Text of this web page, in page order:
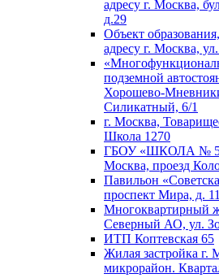
адресу г. Москва,
д.29
Объект
адресу г. Москва,
подземной
Хорошево-
Силикатный, 6/1
г. Москва,
Школа 1270
ГБОУ «ШКОЛА №
Москва, проезд
Павильон
проспект Мира, д.
Многоквартирный
Северный АО, ул.
ИТП Коптевская 65
Жилая застройка г.
микрорайон.